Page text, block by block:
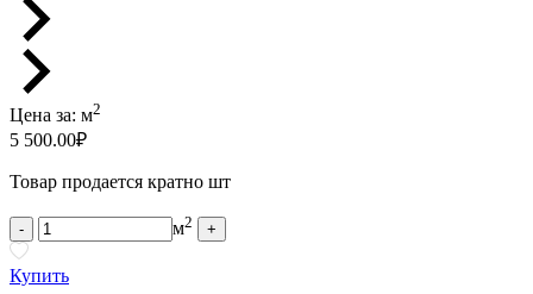
Цена за: м2
5 500.00₽
Товар продается кратно шт
- м2 +
Купить